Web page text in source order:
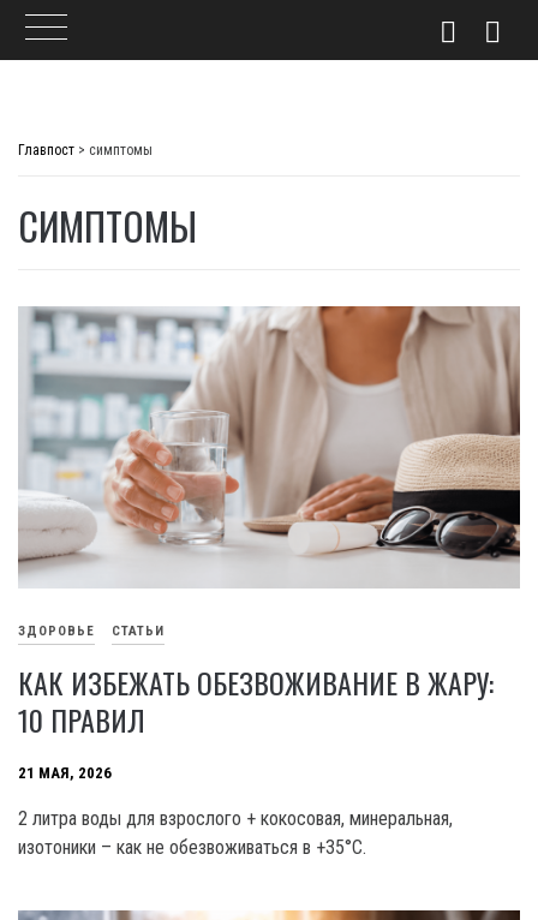
Главпост > симптомы
СИМПТОМЫ
ЗДОРОВЬЕ СТАТЬИ
КАК ИЗБЕЖАТЬ ОБЕЗВОЖИВАНИЕ В ЖАРУ:
10 ПРАВИЛ
21 МАЯ, 2026
2 литра воды для взрослого + кокосовая, минеральная,
изотоники – как не обезвоживаться в +35°C.